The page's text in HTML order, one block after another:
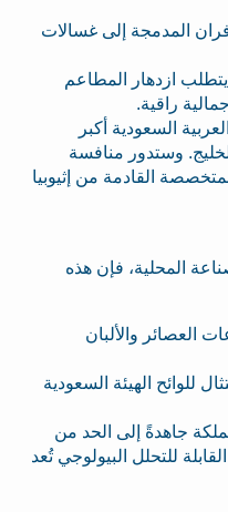
المدمجة إلى غسالات
يتطلب ازدهار المطاعم
راقية.
السعودية أكبر
وستدور منافسة
القادمة من إثيوبيا
المحلية، فإن هذه
العصائر والألبان
للوائح الهيئة السعودية
جاهدةً إلى الحد من
للتحلل البيولوجي تُعد